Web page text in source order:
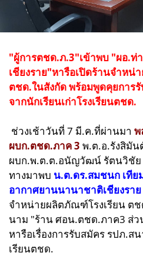
"ผู้การตชด.ภ.3"เข้าพบ "ผอ.
เชียงราย"หารือเปิดร้านจำหน่
ตชด.ในสังกัด พร้อมพูดคุยการ
จากนักเรียนเก่าโรงเรียนตชด.
ช่วงเช้าวันที่ 7 มี.ค.ที่ผ่านมา พ
ผบก.ตชด.ภาค 3 พ.ต.อ.รังสิมัน
ผบก.พ.ต.ต.อนัญวัฒน์ รัตนวิชัย
ทางมาพบ น.ต.ดร.สมชนก เทีย
อากาศยานนานาชาติเชียงราย
จำหน่ายผลิตภัณฑ์โรงเรียน ต
นาม "ร้าน ศอน.ตชด.ภาค3 ส่ว
หารือเรื่องการรับสมัคร รปภ.ส
เรียนตชด.